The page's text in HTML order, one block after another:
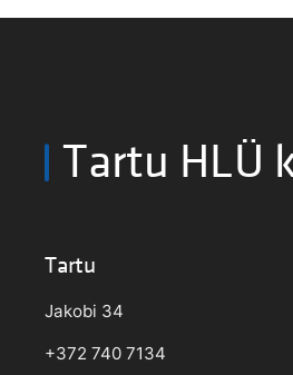
Tartu HLÜ
Tartu
Jakobi 34
+372 740 7134